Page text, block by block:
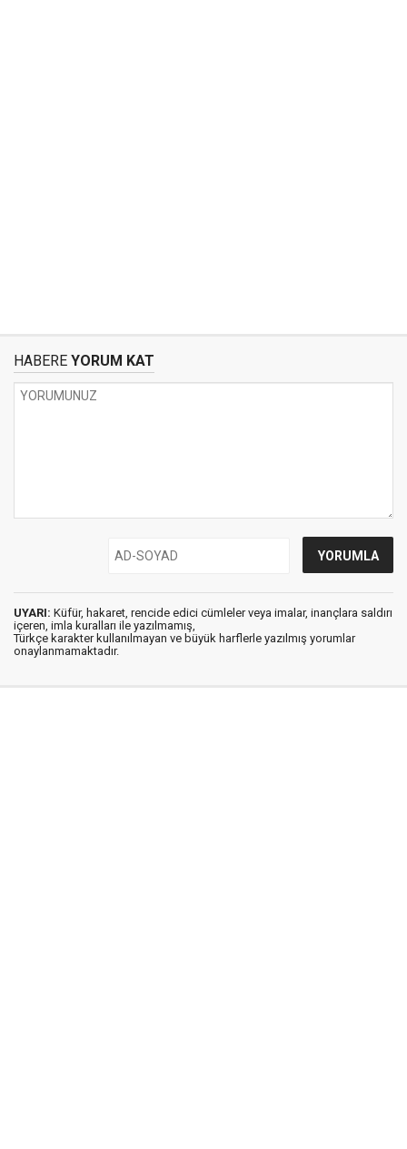
HABERE YORUM KAT
UYARI: Küfür, hakaret, rencide edici cümleler veya imalar, inançlara saldırı
içeren, imla kuralları ile yazılmamış,
Türkçe karakter kullanılmayan ve büyük harflerle yazılmış yorumlar
onaylanmamaktadır.